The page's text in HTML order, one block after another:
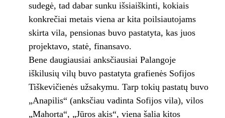
sudegė, tad dabar sunku išsiaiškinti, kokiais
konkrečiai metais viena ar kita poilsiautojams
skirta vila, pensionas buvo pastatyta, kas juos
projektavo, statė, finansavo.
Bene daugiausiai anksčiausiai Palangoje
iškilusių vilų buvo pastatyta grafienės Sofijos
Tiškevičienės užsakymu. Tarp tokių pastatų buvo
„Anapilis“ (anksčiau vadinta Sofijos vila), vilos
„Mahorta“, „Jūros akis“, viena šalia kitos